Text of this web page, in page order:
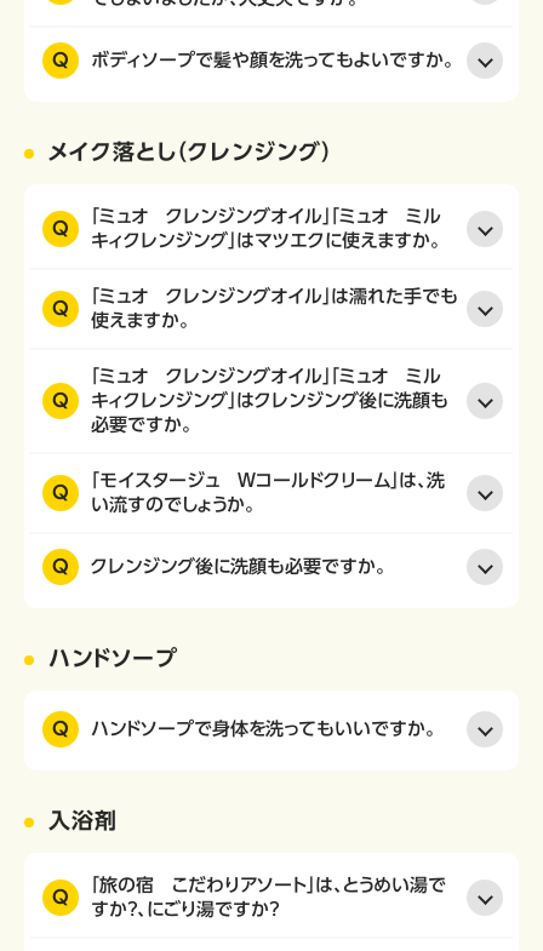
Q ボディソープで髪や顔を洗ってもよいですか。
メイク落とし（クレンジング）
Q
「ミュオ クレンジングオイル」「ミュオ ミル
キィクレンジング」はマツエクに使えますか。
Q
「ミュオ クレンジングオイル」は濡れた手でも
使えますか。
Q
「ミュオ クレンジングオイル」「ミュオ ミル
キィクレンジング」はクレンジング後に洗顔も
必要ですか。
Q
「モイスタージュ Ｗコールドクリーム」は、洗
い流すのでしょうか。
Q クレンジング後に洗顔も必要ですか。
ハンドソープ
Q ハンドソープで身体を洗ってもいいですか。
入浴剤
Q
「旅の宿 こだわりアソート」は、とうめい湯で
すか？、にごり湯ですか？